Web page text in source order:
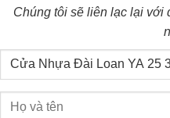
Chúng tôi sẽ liên lạc lại với